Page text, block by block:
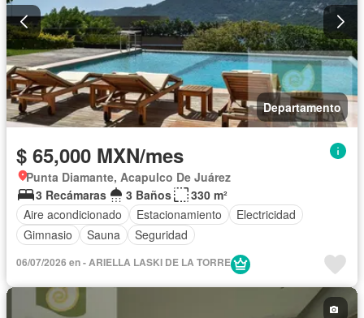
Departamento
$ 65,000 MXN/mes
Punta Diamante, Acapulco De Juárez
3 Recámaras
3 Baños
330 m²
Aire acondicionado
Estacionamiento
Electricidad
Gimnasio
Sauna Seguridad
06/07/2026 en - ARIELLA LASKI DE LA TORRE